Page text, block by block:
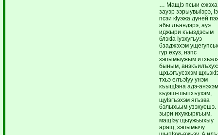
… МащIэ псыи ежэха
зауэр зэрыувыIэрэ,
псэи кIуэжа дуней
абы лъандэрэ, ауэ
иджыри къыздэсым
блэкIа Iуэхугъуэ
бзаджэхэм
гур ехуз, нэпс
зэпымыужым
быным,
щхьэгъусэхэм
тхьэ елъэIуу унэм
къыщIэна адэ-
къуэш-шыпхъухэм,
щуIэгъэхэм ягъэва
бэлыхьым узэхуешэ.
зыри ихужыркъым,
мащIэу щыужьыхыу
аращ, зэпымычу